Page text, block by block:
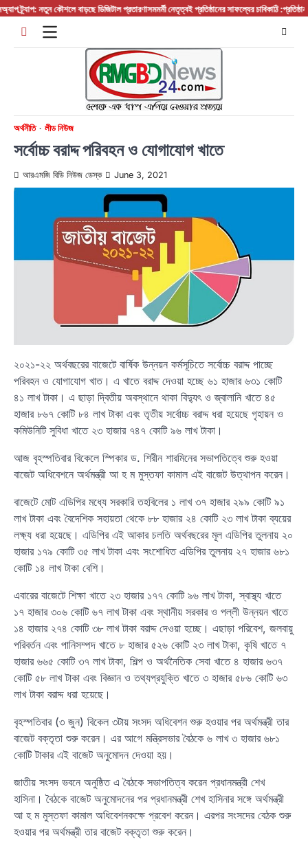
Skipনতুন কৌশলে বাড়ছে ডিজিটাল প্রতারণাসমমর্মী নেতৃত্বই প্রতিষ্ঠানের সাফল্যের চাবিকাঠি :প্রতিষ্ঠান
অর্থনীতি লীড নিউজ
সর্বোচ্চ বরাদ্দ পরিবহন ও যোগাযোগ খাতে
আরএমজি বিডি নিউজ ডেস্ক June 3, 2021
২০২১-২২ অর্থবছরের বাজেটে বার্ষিক উন্নয়ন কর্মসূচিতে সর্বোচ্চ বরাদ্দ পাচ্ছে
পরিবহন ও যোগাযোগ খাত। এ খাতে বরাদ্দ দেওয়া হচ্ছে ৬১ হাজার ৬৩১ কোটি
৪১ লাখ টাকা। এ ছাড়া দ্বিতীয় অবস্থানে থাকা বিদ্যুৎ ও জ্বালানি খাতে ৪৫
হাজার ৮৬৭ কোটি ৮৪ লাখ টাকা এবং তৃতীয় সর্বোচ্চ বরাদ্দ ধরা হয়েছে গৃহায়ন ও
কমিউনিটি সুবিধা খাতে ২৩ হাজার ৭৪৭ কোটি ৯৬ লাখ টাকা।
আজ বৃহস্পতিবার বিকেলে স্পিকার ড. শিরীন শারমিনের সভাপতিত্বে শুরু হওয়া
বাজেট অধিবেশনে অর্থমন্ত্রী আ হ ম মুস্তফা কামাল এই বাজেট উত্থাপন করেন।
বাজেটে মোট এডিপির মধ্যে সরকারি তহবিলের ১ লাখ ৩৭ হাজার ২৯৯ কোটি ৯১
লাখ টাকা এবং বৈদেশিক সহায়তা থেকে ৮৮ হাজার ২৪ কোটি ২৩ লাখ টাকা ব্যয়ের
লক্ষ্য ধরা হয়েছে। এডিপির এই আকার চলতি অর্থবছরের মূল এডিপির তুলনায় ২০
হাজার ১৭৯ কোটি ৩৫ লাখ টাকা এবং সংশোধিত এডিপির তুলনায় ২৭ হাজার ৬৮১
কোটি ১৪ লাখ টাকা বেশি।
এবারের বাজেটে শিক্ষা খাতে ২৩ হাজার ১৭৭ কোটি ৯৬ লাখ টাকা, স্বাস্থ্য খাতে
১৭ হাজার ৩০৬ কোটি ৬৭ লাখ টাকা এবং স্থানীয় সরকার ও পল্লী উন্নয়ন খাতে
১৪ হাজার ২৭৪ কোটি ৩৮ লাখ টাকা বরাদ্দ দেওয়া হচ্ছে। এছাড়া পরিবেশ, জলবায়ু
পরিবর্তন এবং পানিসম্পদ খাতে ৮ হাজার ৫২৬ কোটি ২৩ লাখ টাকা, কৃষি খাতে ৭
হাজার ৬৬৫ কোটি ৩৭ লাখ টাকা, শিল্প ও অর্থনৈতিক সেবা খাতে ৪ হাজার ৬৩৭
কোটি ৫৮ লাখ টাকা এবং বিজ্ঞান ও তথ্যপ্রযুক্তি খাতে ৩ হাজার ৫৮৬ কোটি ৬৩
লাখ টাকা বরাদ্দ ধরা হয়েছে।
বৃহস্পতিবার (৩ জুন) বিকেল ৩টায় সংসদ অধিবেশন শুরু হওয়ার পর অর্থমন্ত্রী তার
বাজেট বক্তৃতা শুরু করেন। এর আগে মন্ত্রিসভার বৈঠকে ৬ লাখ ৩ হাজার ৬৮১
কোটি টাকার এই বাজেট অনুমোদন দেওয়া হয়।
জাতীয় সংসদ ভবনে অনুষ্ঠিত এ বৈঠকে সভাপতিত্ব করেন প্রধানমন্ত্রী শেখ
হাসিনা। বৈঠকে বাজেট অনুমোদনের পর প্রধানমন্ত্রী শেখ হাসিনার সঙ্গে অর্থমন্ত্রী
আ হ ম মুস্তফা কামাল অধিবেশনকক্ষে প্রবেশ করেন। এরপর সংসদের বেঠক শুরু
হওয়ার পর অর্থমন্ত্রী তার বাজেট বক্তৃতা শুরু করেন।